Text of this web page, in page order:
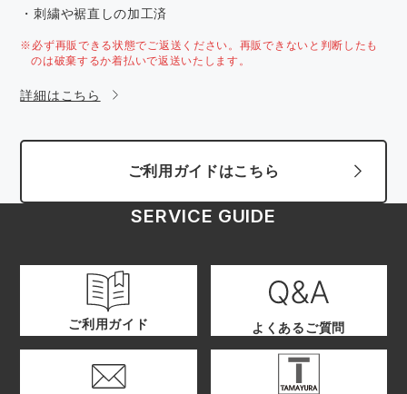
・刺繍や裾直しの加工済
※必ず再販できる状態でご返送ください。再販できないと判断したも
のは破棄するか着払いで返送いたします。
詳細はこちら
ご利用ガイドはこちら
SERVICE GUIDE
ご利用ガイド よくあるご質問